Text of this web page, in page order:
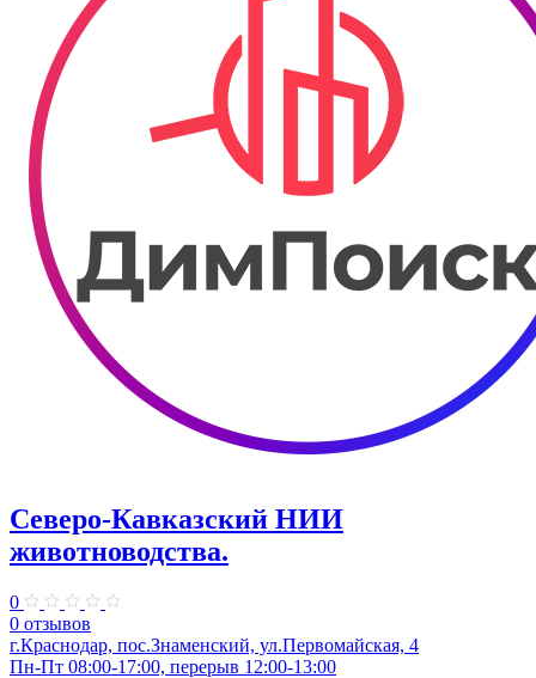
Северо-Кавказский НИИ
животноводства.
0
0 отзывов
г.Краснодар, пос.Знаменский, ул.Первомайская, 4
Пн-Пт 08:00-17:00, перерыв 12:00-13:00